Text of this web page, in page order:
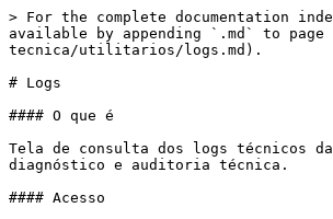
> For the complete documentation
available by appending `.md` to
tecnica/utilitarios/logs.md).
# Logs
#### O que é
Tela de consulta dos logs técnicos
diagnóstico e auditoria técnica.
#### Acesso